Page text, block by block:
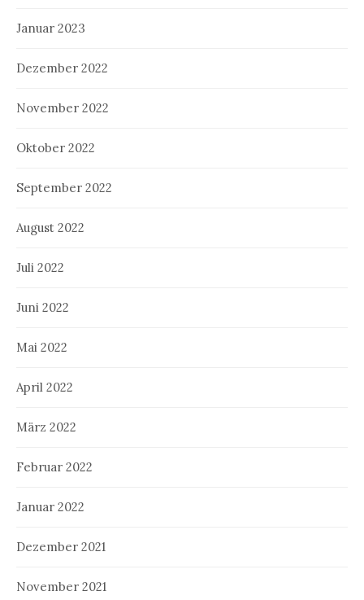
Januar 2023
Dezember 2022
November 2022
Oktober 2022
September 2022
August 2022
Juli 2022
Juni 2022
Mai 2022
April 2022
März 2022
Februar 2022
Januar 2022
Dezember 2021
November 2021